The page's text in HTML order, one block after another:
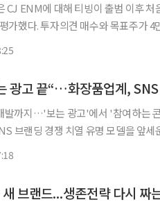
CJ ENM에 대해 티빙이 출범 이후
다. 투자의견 매수와 목표주가 4만8000원을
발까지…'보는 광고'에서 '참여하는
델을 앞세운 광고 영상과 신제품 사진을 일방적으
브랜드...생존전략 다시 짜